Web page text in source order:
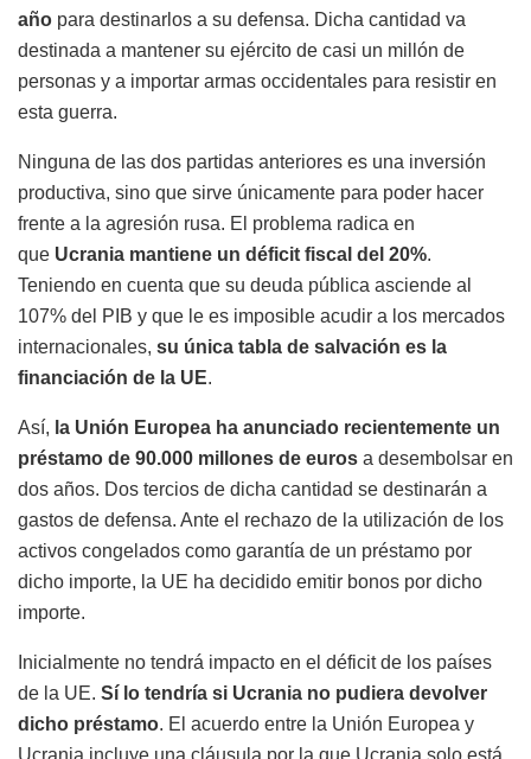
año para destinarlos a su defensa. Dicha cantidad va
destinada a mantener su ejército de casi un millón de
personas y a importar armas occidentales para resistir en
esta guerra.
Ninguna de las dos partidas anteriores es una inversión
productiva, sino que sirve únicamente para poder hacer
frente a la agresión rusa. El problema radica en
que Ucrania mantiene un déficit fiscal del 20%.
Teniendo en cuenta que su deuda pública asciende al
107% del PIB y que le es imposible acudir a los mercados
internacionales, su única tabla de salvación es la
financiación de la UE.
Así, la Unión Europea ha anunciado recientemente un
préstamo de 90.000 millones de euros a desembolsar en
dos años. Dos tercios de dicha cantidad se destinarán a
gastos de defensa. Ante el rechazo de la utilización de los
activos congelados como garantía de un préstamo por
dicho importe, la UE ha decidido emitir bonos por dicho
importe.
Inicialmente no tendrá impacto en el déficit de los países
de la UE. Sí lo tendría si Ucrania no pudiera devolver
dicho préstamo. El acuerdo entre la Unión Europea y
Ucrania incluye una cláusula por la que Ucrania solo está